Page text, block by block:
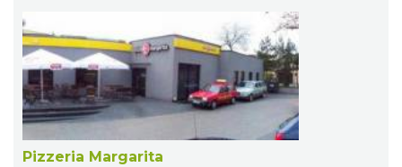
Pizzeria Margarita